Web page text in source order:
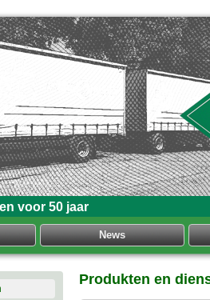
voor 50 jaar
News
Produkten en